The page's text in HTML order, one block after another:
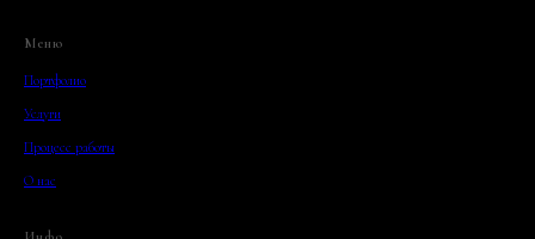
Меню
Портфолио
Услуги
Процесс работы
О нас